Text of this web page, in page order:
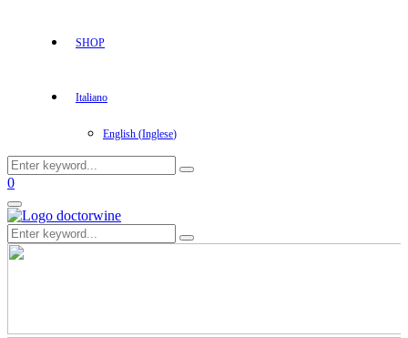
SHOP
Italiano
English (Inglese)
Search
for:
Search
Facebook
Twitter
Instagram
Linkedin
Youtube
0
Primary
Menu
Search
for:
Search